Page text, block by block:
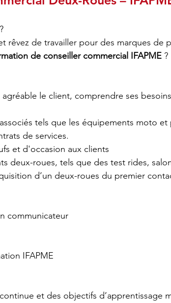
rêvez de travailler pour des marques de
de conseiller commercial IFAPME ?
le client, comprendre ses
tels que les équipements moto
de services.
et d'occasion aux clients
deux-roues, tels que des test rides,
d’un deux-roues du premier
communicateur
IFAPME
et des objectifs d’apprentissage